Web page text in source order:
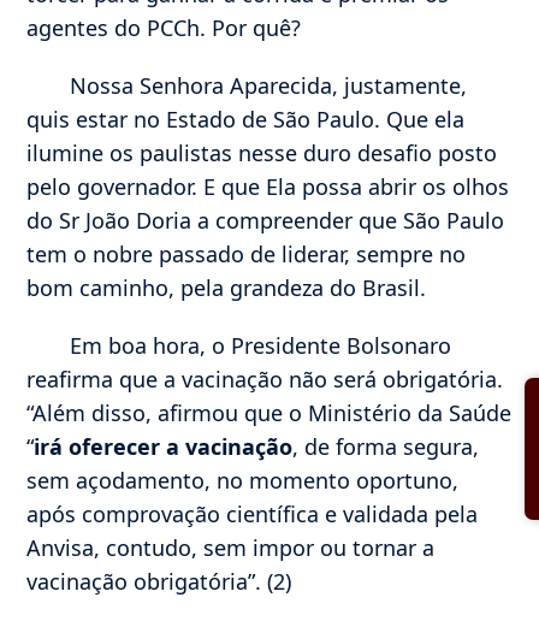
agentes do PCCh. Por quê?
Nossa Senhora Aparecida, justamente,
quis estar no Estado de São Paulo. Que ela
ilumine os paulistas nesse duro desafio posto
pelo governador. E que Ela possa abrir os olhos
do Sr João Doria a compreender que São Paulo
tem o nobre passado de liderar, sempre no
bom caminho, pela grandeza do Brasil.
Em boa hora, o Presidente Bolsonaro
reafirma que a vacinação não será obrigatória.
“Além disso, afirmou que o Ministério da Saúde
“irá oferecer a vacinação, de forma segura,
sem açodamento, no momento oportuno,
após comprovação científica e validada pela
Anvisa, contudo, sem impor ou tornar a
vacinação obrigatória”. (2)